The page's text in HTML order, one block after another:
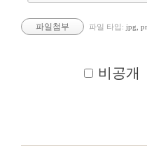
파일첨부 파일 타입: jpg,
비공개